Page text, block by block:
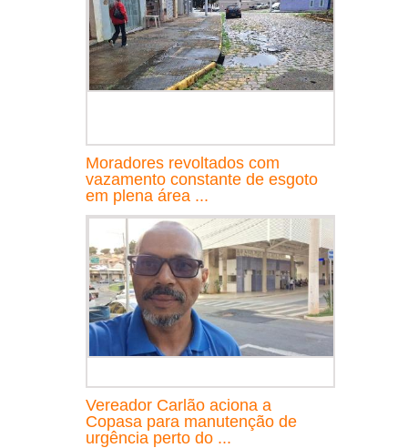
Moradores revoltados com
vazamento constante de esgoto
em plena área ...
Vereador Carlão aciona a
Copasa para manutenção de
urgência perto do ...